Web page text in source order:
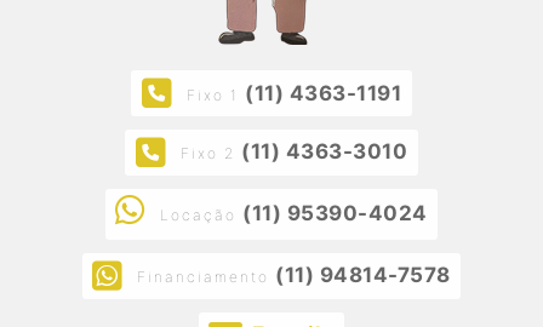
Fixo 1 (11) 4363-1191
Fixo 2 (11) 4363-3010
Locação (11) 95390-4024
Financiamento (11) 94814-7578